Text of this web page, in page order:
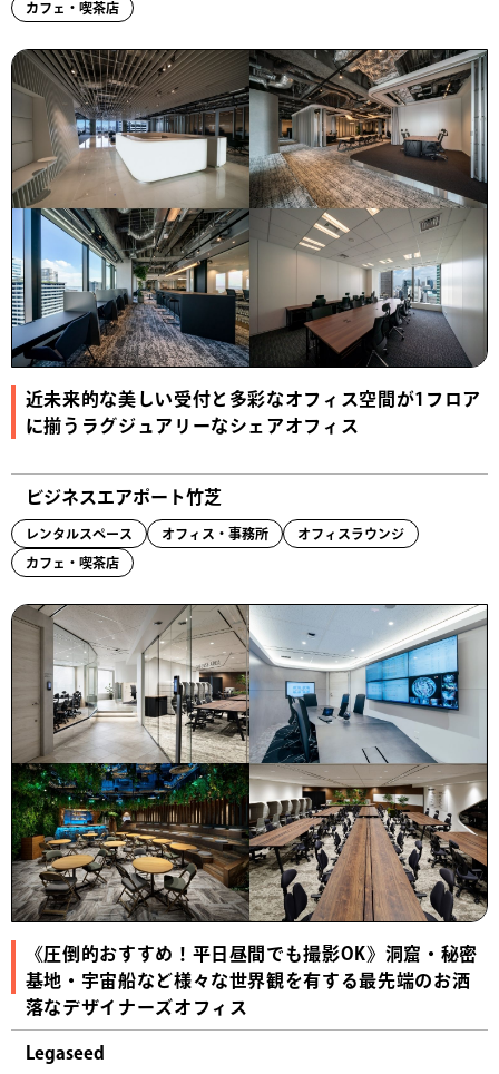
カフェ・喫茶店
近未来的な美しい受付と多彩なオフィス空間が1フロア
に揃うラグジュアリーなシェアオフィス
ビジネスエアポート竹芝
レンタルスペース オフィス・事務所 オフィスラウンジ
カフェ・喫茶店
《圧倒的おすすめ！平日昼間でも撮影OK》洞窟・秘密
基地・宇宙船など様々な世界観を有する最先端のお洒
落なデザイナーズオフィス
Legaseed